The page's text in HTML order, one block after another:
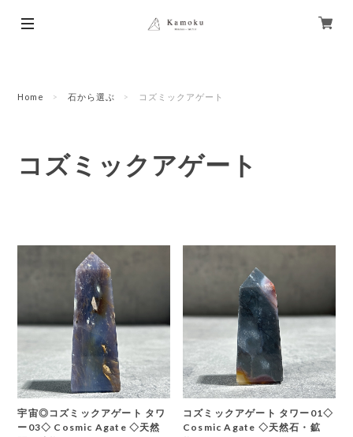
Home 石から選ぶ コズミックアゲート
コズミックアゲート
宇宙◎コズミックアゲート タワ
ー03◇ Cosmic Agate ◇天然
コズミックアゲート タワー01◇
Cosmic Agate ◇天然石・鉱